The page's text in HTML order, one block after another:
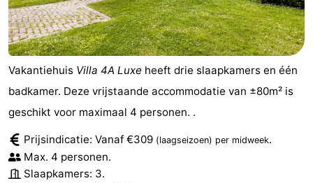
Vakantiehuis Villa 4A Luxe heeft drie slaapkamers en één
badkamer. Deze vrijstaande accommodatie van ±80m² is
geschikt voor maximaal 4 personen. .
Prijsindicatie: Vanaf €309 (laagseizoen) per midweek.
Max. 4 personen.
Slaapkamers: 3.